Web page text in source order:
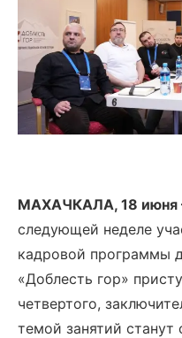
МАХАЧКАЛА, 18 июня
следующей неделе
кадровой программы
«Доблесть гор»
четвертого,
темой занятий станут